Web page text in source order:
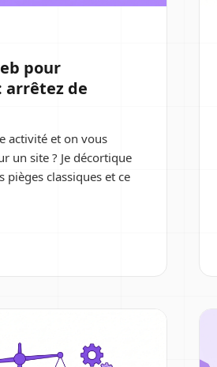
pour
arrêtez de
activité et on vous
un site ? Je décortique
pièges classiques et ce